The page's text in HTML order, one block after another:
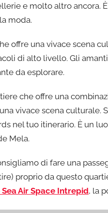
e molto altro ancora.
moda.
offre una vivace scena
di alto livello. Gli
da esplorare.
che offre una
vivace scena culturale.
nel tuo itinerario. È un
Mela.
di fare una
proprio da questo
Sea Air Space Intrepid, la